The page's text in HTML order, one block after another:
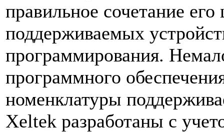
правильное сочетание
поддерживаемых
программирования.
программного
номенклатуры
Xeltek разработаны с